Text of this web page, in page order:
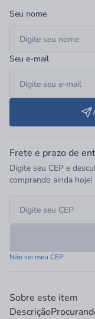
Seu nome
Seu e-mail
Frete e prazo de
Digite seu CEP e
comprando ainda hoje!
Não sei meu CEP
Sobre este item
Descrição